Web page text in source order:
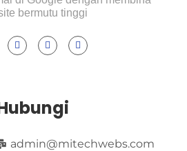
bermutu tinggi
admin@mitechwebs.com